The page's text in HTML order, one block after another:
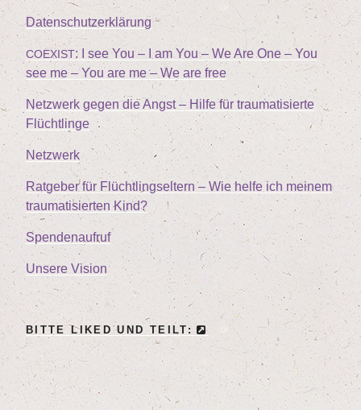
Daten­schutz­er­klä­rung
COEXIST: I see You – I am You – We Are One – You
see me – You are me – We are free
Netz­werk gegen die Angst – Hil­fe für trau­ma­ti­sier­te
Flüchtlinge
Netz­werk
Rat­ge­ber für Flücht­lings­el­tern – Wie hel­fe ich mei­nem
trau­ma­ti­sier­ten Kind?
Spen­den­auf­ruf
Unse­re Vision
BIT­TE LIK­ED UND TEILT: